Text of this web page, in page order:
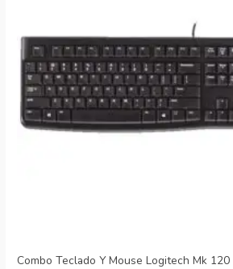
Combo Teclado Y Mouse Logitech Mk 120